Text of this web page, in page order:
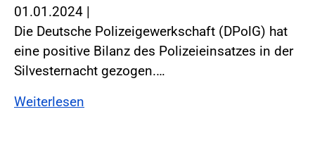
01.01.2024 |
Die Deutsche Polizeigewerkschaft (DPolG) hat
eine positive Bilanz des Polizeieinsatzes in der
Silvesternacht gezogen.…
Weiterlesen